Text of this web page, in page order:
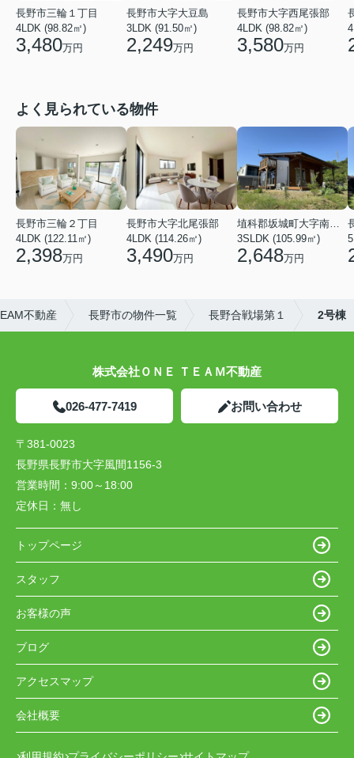
長野市三輪１丁目
4LDK (98.82㎡)
3,480万円
長野市大字大豆島
3LDK (91.50㎡)
2,249万円
長野市大字西尾張部
4LDK (98.82㎡)
3,580万円
よく見られている物件
長野市三輪２丁目
4LDK (122.11㎡)
2,398万円
長野市大字北尾張部
4LDK (114.26㎡)
3,490万円
埴科郡坂城町大字南条鼠団地
3SLDK (105.99㎡)
2,648万円
不動産 長野市の物件一覧 長野合戦場第１ 2号棟
株式会社ＯＮＥ ＴＥＡＭ不動産
026-477-7419 お問い合わせ
〒381-0023
長野県長野市大字風間1156-3
営業時間： 9:00～18:00
定休日： 無し
トップページ
スタッフ
お客様の声
ブログ
アクセスマップ
会社概要